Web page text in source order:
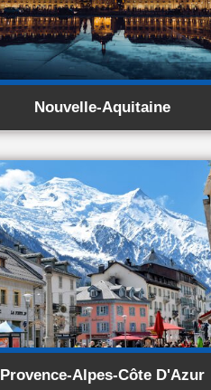
Nouvelle-Aquitaine
Provence-Alpes-Côte D'Azur